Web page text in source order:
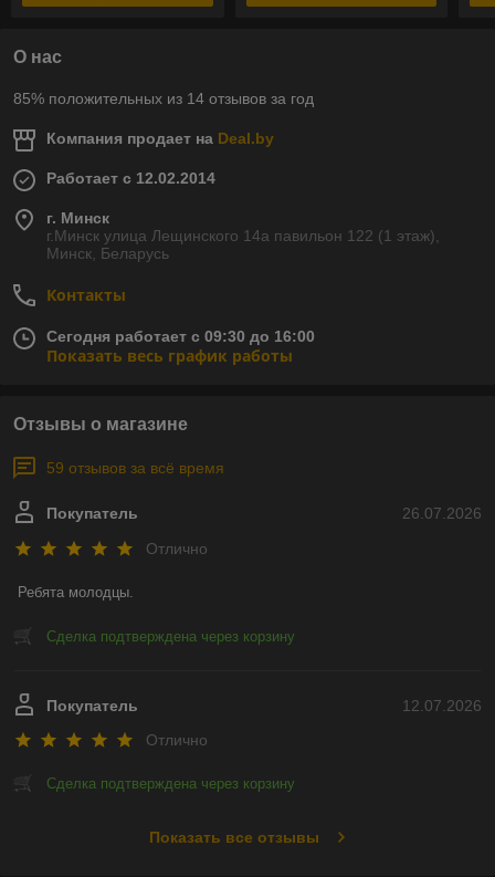
О нас
85% положительных из 14 отзывов за год
Компания продает на Deal.by
Работает с 12.02.2014
г. Минск
г.Минск улица Лещинского 14а павильон 122 (1 этаж),
Минск, Беларусь
Контакты
Сегодня работает с 09:30 до 16:00
Показать весь график работы
Отзывы о магазине
59 отзывов за всё время
26.07.2026
Покупатель
Отлично
Ребята молодцы.
Сделка подтверждена через корзину
12.07.2026
Покупатель
Отлично
Сделка подтверждена через корзину
Показать все отзывы